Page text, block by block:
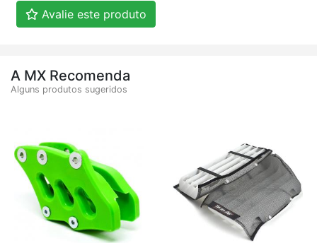
Avalie este produto
A MX Recomenda
Alguns produtos sugeridos